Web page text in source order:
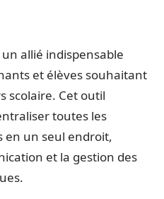
allié indispensable
et élèves souhaitant
scolaire. Cet outil
toutes les
en un seul endroit,
et la gestion des